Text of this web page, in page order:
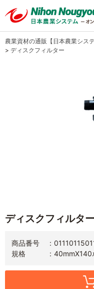
農業資材の通販【日本農業システ
> ディスクフィルター
ディスクフィルター
商品番号
規格
40mmX140